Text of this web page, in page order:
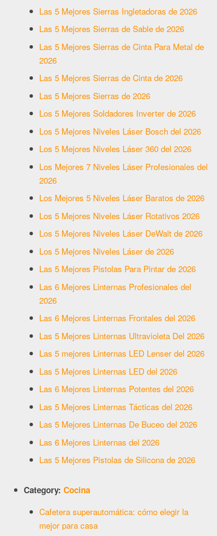
Las 5 Mejores Sierras Ingletadoras de 2026
Las 5 Mejores Sierras de Sable de 2026
Las 5 Mejores Sierras de Cinta Para Metal de
2026
Las 5 Mejores Sierras de Cinta de 2026
Las 5 Mejores Sierras de 2026
Los 5 Mejores Soldadores Inverter de 2026
Los 5 Mejores Niveles Láser Bosch del 2026
Los 5 Mejores Niveles Láser 360 del 2026
Los Mejores 7 Niveles Láser Profesionales del
2026
Los Mejores 5 Niveles Láser Baratos de 2026
Los 5 Mejores Niveles Láser Rotativos 2026
Los 5 Mejores Niveles Láser DeWalt de 2026
Los 5 Mejores Niveles Láser de 2026
Las 5 Mejores Pistolas Para Pintar de 2026
Las 6 Mejores Linternas Profesionales del
2026
Las 6 Mejores Linternas Frontales del 2026
Las 5 Mejores Linternas Ultravioleta Del 2026
Las 5 mejores Linternas LED Lenser del 2026
Las 5 Mejores Linternas LED del 2026
Las 6 Mejores Linternas Potentes del 2026
Las 5 Mejores Linternas Tácticas del 2026
Las 5 Mejores Linternas De Buceo del 2026
Las 6 Mejores Linternas del 2026
Las 5 Mejores Pistolas de Silicona de 2026
Category: Cocina
Cafetera superautomática: cómo elegir la
mejor para casa